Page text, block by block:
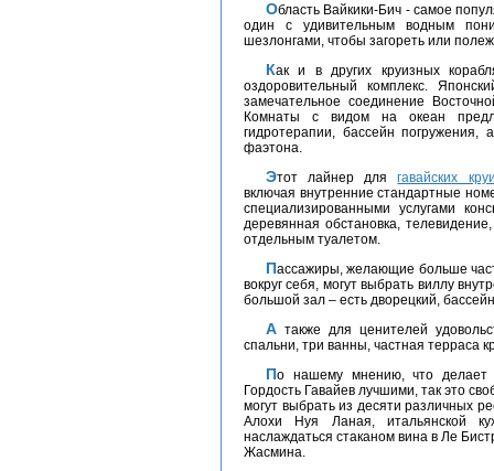
Область Вайкики-Бич - самое популярное место в течении дня с двумя бассейнами –
один с удивительным водным
шезлонгами, чтобы загореть или
Как и в других круизных кораблях Гавайев, у этого лайнера есть спортивно-
оздоровительный комплекс.
замечательное соединение
Комнаты с видом на океан
гидротерапии, бассейн погружения,
фаэтона.
Этот лайнер длягавайских
включая внутренние стандартные
специализированными услугами
деревянная обстановка,
отдельным туалетом.
Пассажиры, желающие больше частной жизни и побольше свободного пространства
вокруг себя, могут выбрать виллу
большой зал – есть дворецкий,
А также для ценителей удовольствия и умиротворения есть вилла Garden: три
спальни, три ванны, частная терраса
По нашему мнению, что делает корабли Гордость Америки, Гордость Алоха и
Гордость Гавайев лучшими, так это
могут выбрать из десяти различных
Алохи Нуя Ланая, итальянской
наслаждаться стаканом вина в Ле
Жасмина.